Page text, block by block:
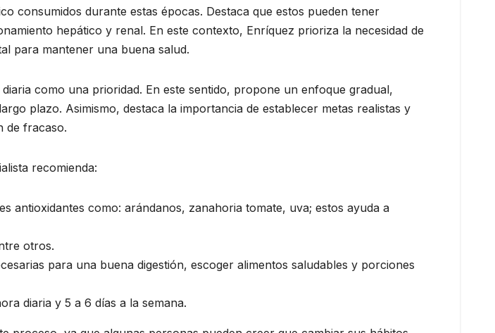
consumidos durante estas épocas. Destaca que estos pueden tener
hepático y renal. En este contexto, Enríquez prioriza la necesidad de
para mantener una buena salud.
como una prioridad. En este sentido, propone un enfoque gradual,
plazo. Asimismo, destaca la importancia de establecer metas realistas y
de fracaso.
recomienda:
antioxidantes como: arándanos, zanahoria tomate, uva; estos ayuda a
otros.
para una buena digestión, escoger alimentos saludables y porciones
diaria y 5 a 6 días a la semana.